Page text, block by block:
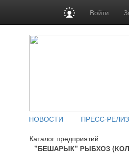
Войти
НОВОСТИ ПРЕСС-
Каталог предприятий
"БЕШАРЫК" РЫБХОЗ